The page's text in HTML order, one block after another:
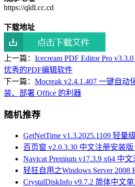
https://qldl.cc.cd
下载地址
上一篇： Icecream PDF Editor Pro
优秀的PDF编辑软件
下一篇： Mocreak v2.4.1.407 一键自
装、部署 Office 的利器
随机推荐
GetNetTime v1.3.2025.1109 轻量
百页窗 v2.0.3.30 中文注册安装
Navicat Premium v17.3.9 x64 中
轻狂自用之Windows Server
CrystalDiskInfo v9.7.2 简体中文